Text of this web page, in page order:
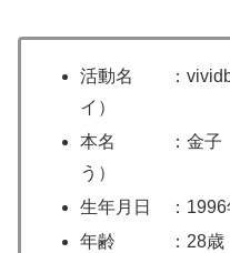
活動名 ：
イ）
本名 ：金子 建
う）
生年月日 ：1996
年齢 ：28歳